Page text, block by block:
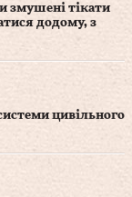
змушені тікати
додому, з
цивільного